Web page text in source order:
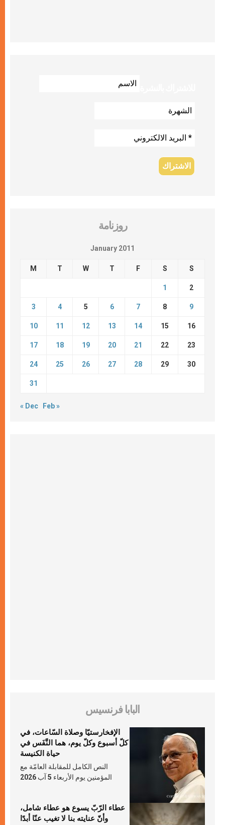
روزنامة
January 2011
M T W T F S S
1 2
3 4 5 6 7 8 9
10 11 12 13 14 15 16
17 18 19 20 21 22 23
24 25 26 27 28 29 30
31
« Dec Feb »
البابا فرنسيس
الإفخارستيّا وصلاة السّاعات، في
كلّ أسبوع وكلّ يوم، هما النَّفَس في
حياة الكنيسة
النص الكامل للمقابلة العامّة مع
المؤمنين يوم الأربعاء 5 آب 2026
عطاء الرّبّ يسوع هو عطاء شامل،
وأنّ عنايته بنا لا تغيب عنّا أبدًا